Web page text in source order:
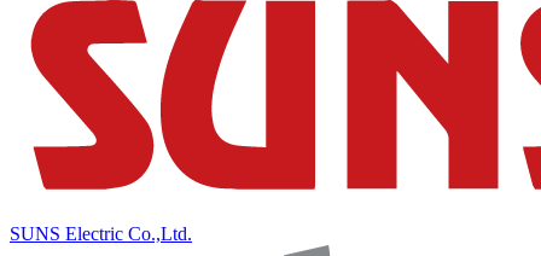
SUNS Electric Co.,Ltd.